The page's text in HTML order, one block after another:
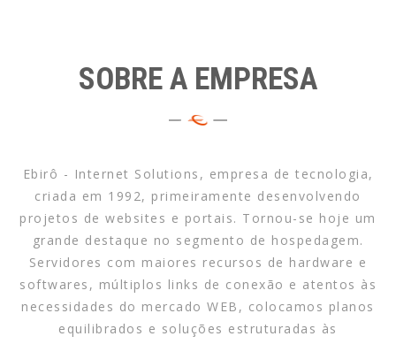
SOBRE A EMPRESA
Ebirô - Internet Solutions, empresa de tecnologia,
criada em 1992, primeiramente desenvolvendo
projetos de websites e portais. Tornou-se hoje um
grande destaque no segmento de hospedagem.
Servidores com maiores recursos de hardware e
softwares, múltiplos links de conexão e atentos às
necessidades do mercado WEB, colocamos planos
equilibrados e soluções estruturadas às